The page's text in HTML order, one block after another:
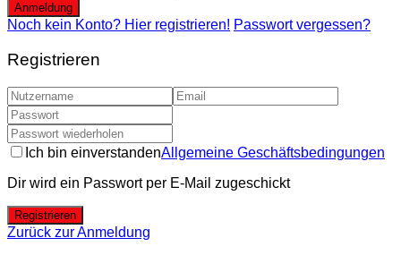
Anmeldung
Noch kein Konto? Hier registrieren! Passwort vergessen?
Registrieren
Ich bin einverstandenAllgemeine Geschäftsbedingungen
Dir wird ein Passwort per E-Mail zugeschickt
Registrieren
Zurück zur Anmeldung